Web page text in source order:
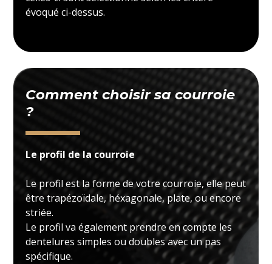
évoqué ci-dessus.
Comment choisir sa courroie
?
Le profil de la courroie
Le profil est la forme de votre courroie, elle peut
être trapézoïdale, héxagonale, plate, ou encore
striée.
Le profil va également prendre en compte les
dentelures simples ou doubles avec un pas
spécifique.